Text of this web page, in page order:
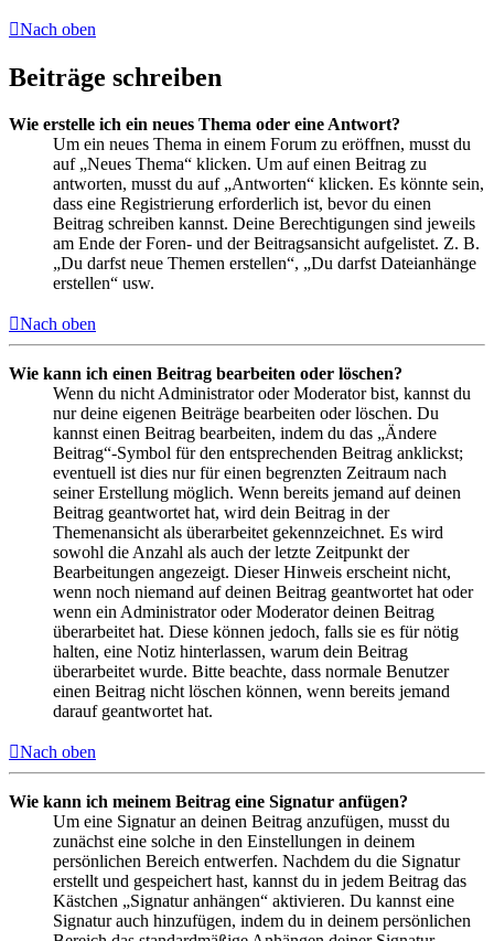
Nach oben
Beiträge schreiben
Wie erstelle ich ein neues Thema oder eine Antwort?
Um ein neues Thema in einem Forum zu eröffnen, musst du
auf „Neues Thema“ klicken. Um auf einen Beitrag zu
antworten, musst du auf „Antworten“ klicken. Es könnte sein,
dass eine Registrierung erforderlich ist, bevor du einen
Beitrag schreiben kannst. Deine Berechtigungen sind jeweils
am Ende der Foren- und der Beitragsansicht aufgelistet. Z. B.
„Du darfst neue Themen erstellen“, „Du darfst Dateianhänge
erstellen“ usw.
Nach oben
Wie kann ich einen Beitrag bearbeiten oder löschen?
Wenn du nicht Administrator oder Moderator bist, kannst du
nur deine eigenen Beiträge bearbeiten oder löschen. Du
kannst einen Beitrag bearbeiten, indem du das „Ändere
Beitrag“-Symbol für den entsprechenden Beitrag anklickst;
eventuell ist dies nur für einen begrenzten Zeitraum nach
seiner Erstellung möglich. Wenn bereits jemand auf deinen
Beitrag geantwortet hat, wird dein Beitrag in der
Themenansicht als überarbeitet gekennzeichnet. Es wird
sowohl die Anzahl als auch der letzte Zeitpunkt der
Bearbeitungen angezeigt. Dieser Hinweis erscheint nicht,
wenn noch niemand auf deinen Beitrag geantwortet hat oder
wenn ein Administrator oder Moderator deinen Beitrag
überarbeitet hat. Diese können jedoch, falls sie es für nötig
halten, eine Notiz hinterlassen, warum dein Beitrag
überarbeitet wurde. Bitte beachte, dass normale Benutzer
einen Beitrag nicht löschen können, wenn bereits jemand
darauf geantwortet hat.
Nach oben
Wie kann ich meinem Beitrag eine Signatur anfügen?
Um eine Signatur an deinen Beitrag anzufügen, musst du
zunächst eine solche in den Einstellungen in deinem
persönlichen Bereich entwerfen. Nachdem du die Signatur
erstellt und gespeichert hast, kannst du in jedem Beitrag das
Kästchen „Signatur anhängen“ aktivieren. Du kannst eine
Signatur auch hinzufügen, indem du in deinem persönlichen